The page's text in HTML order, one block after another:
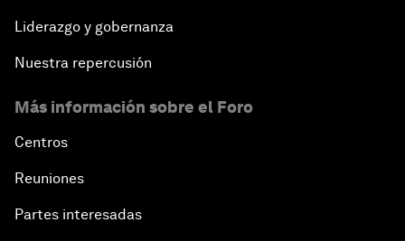
Liderazgo y gobernanza
Nuestra repercusión
Más información sobre el Foro
Centros
Reuniones
Partes interesadas